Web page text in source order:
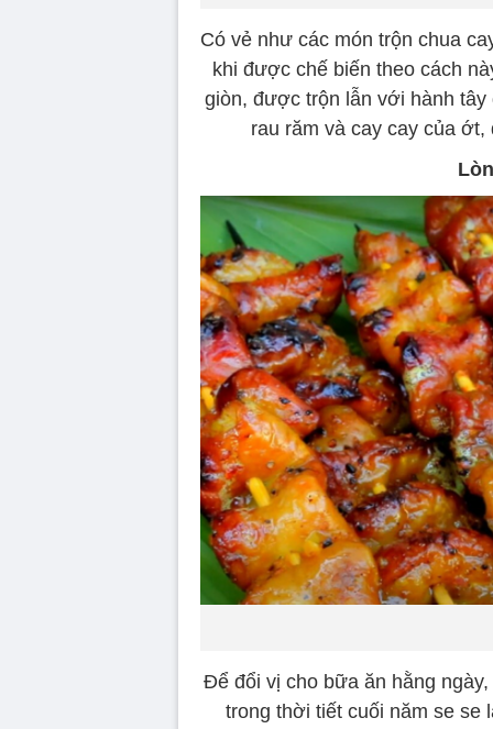
Có vẻ như các món trộn chua
khi được chế biến theo cách
giòn, được trộn lẫn với hành
rau răm và cay cay của
Để đổi vị cho bữa ăn hằng
trong thời tiết cuối năm se se